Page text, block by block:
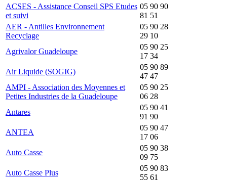
ACSES - Assistance Conseil SPS Etudes
et suivi
05 90 90
81 51
AER - Antilles Environnement
Recyclage
05 90 28
29 10
Agrivalor Guadeloupe
05 90 25
17 34
Air Liquide (SOGIG)
05 90 89
47 47
AMPI - Association des Moyennes et
Petites Industries de la Guadeloupe
05 90 25
06 28
Antares
05 90 41
91 90
ANTEA
05 90 47
17 06
Auto Casse
05 90 38
09 75
Auto Casse Plus
05 90 83
55 61